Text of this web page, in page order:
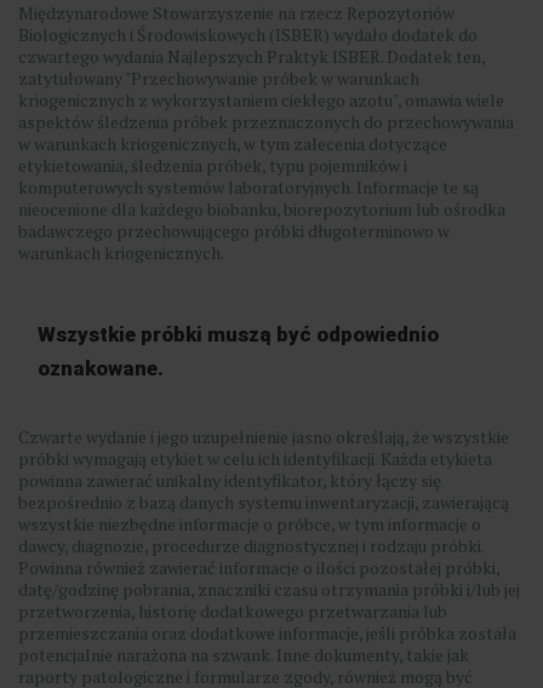
Międzynarodowe Stowarzyszenie na rzecz Repozytoriów
Biologicznych i Środowiskowych (ISBER) wydało dodatek do
czwartego wydania Najlepszych Praktyk ISBER. Dodatek ten,
zatytułowany "Przechowywanie próbek w warunkach
kriogenicznych z wykorzystaniem ciekłego azotu", omawia wiele
aspektów śledzenia próbek przeznaczonych do przechowywania
w warunkach kriogenicznych, w tym zalecenia dotyczące
etykietowania, śledzenia próbek, typu pojemników i
komputerowych systemów laboratoryjnych. Informacje te są
nieocenione dla każdego biobanku, biorepozytorium lub ośrodka
badawczego przechowującego próbki długoterminowo w
warunkach kriogenicznych.
Wszystkie próbki muszą być odpowiednio
oznakowane.
Czwarte wydanie i jego uzupełnienie jasno określają, że wszystkie
próbki wymagają etykiet w celu ich identyfikacji. Każda etykieta
powinna zawierać unikalny identyfikator, który łączy się
bezpośrednio z bazą danych systemu inwentaryzacji, zawierającą
wszystkie niezbędne informacje o próbce, w tym informacje o
dawcy, diagnozie, procedurze diagnostycznej i rodzaju próbki.
Powinna również zawierać informacje o ilości pozostałej próbki,
datę/godzinę pobrania, znaczniki czasu otrzymania próbki i/lub jej
przetworzenia, historię dodatkowego przetwarzania lub
przemieszczania oraz dodatkowe informacje, jeśli próbka została
potencjalnie narażona na szwank. Inne dokumenty, takie jak
raporty patologiczne i formularze zgody, również mogą być